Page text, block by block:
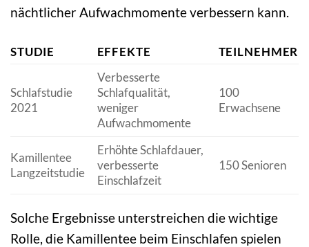
nächtlicher Aufwachmomente verbessern kann.
STUDIE EFFEKTE TEILNEHMER
Schlafstudie
2021
Verbesserte
Schlafqualität,
weniger
Aufwachmomente
100
Erwachsene
Kamillentee
Langzeitstudie
Erhöhte Schlafdauer,
verbesserte
Einschlafzeit
150 Senioren
Solche Ergebnisse unterstreichen die wichtige
Rolle, die Kamillentee beim Einschlafen spielen